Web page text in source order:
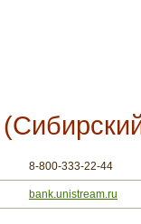
8-800-333-22-44
bank.unistream.ru